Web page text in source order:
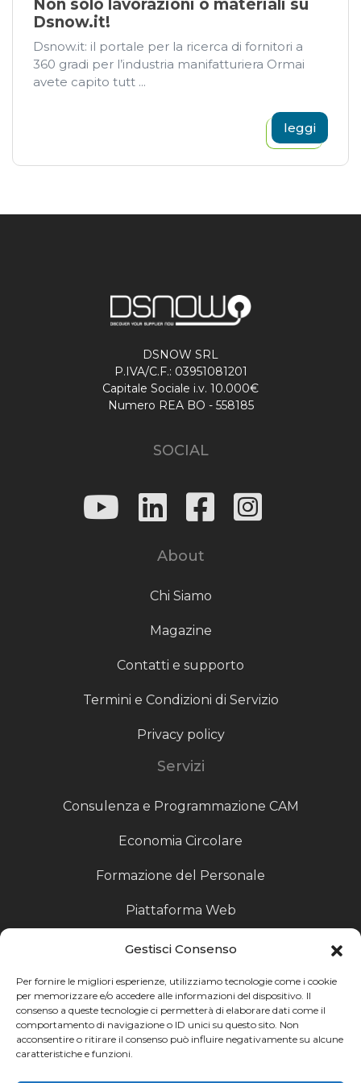
Gestisci Consenso
Per fornire le migliori esperienze, utilizziamo tecnologie come i cookie
per memorizzare e/o accedere alle informazioni del dispositivo. Il
consenso a queste tecnologie ci permetterà di elaborare dati come il
comportamento di navigazione o ID unici su questo sito. Non
acconsentire o ritirare il consenso può influire negativamente su alcune
caratteristiche e funzioni.
Non solo lavorazioni o materiali su
Dsnow.it!
Dsnow.it: il portale per la ricerca di fornitori a
360 gradi per l’industria manifatturiera Ormai
avete capito tutt ...
leggi
DSNOW SRL
P.IVA/C.F.: 03951081201
Capitale Sociale i.v. 10.000€
Numero REA BO - 558185
SOCIAL
About
Chi Siamo
Magazine
Contatti e supporto
Termini e Condizioni di Servizio
Privacy policy
Servizi
Consulenza e Programmazione CAM
Economia Circolare
Formazione del Personale
Piattaforma Web
Scouting fornitori
Produzione Particolari
Raccoglitori di Fine Linea
Ricerca